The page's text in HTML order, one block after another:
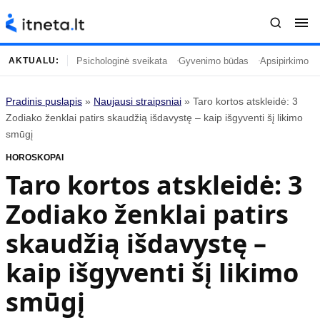
Turinys
Naujausi straipsniai
Gyvenimas
Įdomybės
Mada
Namai ir interjeras
Temos
Technologijos
Gyvenimo būdas
Vasaros mada
Tėvai ir vaikai
Populiaru
AKTUALU: Psichologinė sveikata Gyvenimo būdas Apsipirkimo
Pradinis puslapis » Naujausi straipsniai » Taro kortos atskleidė: 3
Zodiako ženklai patirs skaudžią išdavystę – kaip išgyventi šį likimo
smūgį
HOROSKOPAI
Taro kortos atskleidė: 3
Zodiako ženklai patirs
skaudžią išdavystę –
kaip išgyventi šį likimo
smūgį